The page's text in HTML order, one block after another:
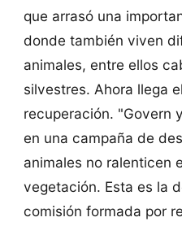
que arrasó una
donde también viven
animales, entre ellos
silvestres. Ahora llega
recuperación. "Govern
en una campaña de
animales no ralenticen
vegetación. Esta es la
comisión formada por